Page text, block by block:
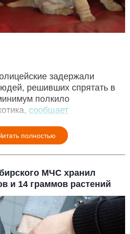
задержали
решивших спрятать в
полкило
сообщает
полностью
МЧС хранил
и 14 граммов растений